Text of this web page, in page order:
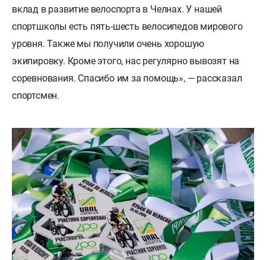
вклад в развитие велоспорта в Челнах. У нашей
спортшколы есть пять-шесть велосипедов мирового
уровня. Также мы получили очень хорошую
экипировку. Кроме этого, нас регулярно вывозят на
соревнования. Спасибо им за помощь», — рассказал
спортсмен.